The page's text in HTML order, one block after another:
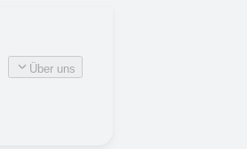
Über uns